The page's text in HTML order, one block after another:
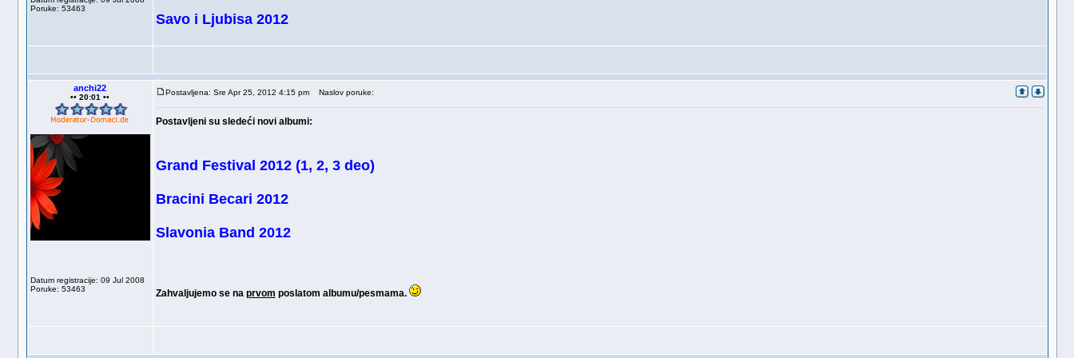
Poruke: 53463
Savo i Ljubisa 2012
anchi22
•• 20:01 ••
Datum registracije: 09 Jul 2008
Poruke: 53463
Postavljena: Sre Apr 25, 2012 4:15 pm Naslov poruke:
Postavljeni su sledeći novi albumi:
Grand Festival 2012 (1, 2, 3 deo)
Bracini Becari 2012
Slavonia Band 2012
Zahvaljujemo se na prvom poslatom albumu/pesmama.